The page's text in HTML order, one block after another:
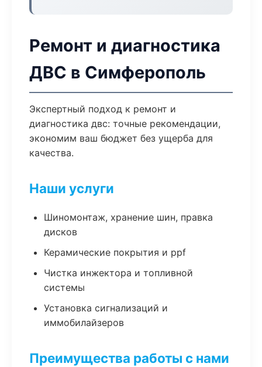
Ремонт и диагностика
ДВС в Симферополь
Экспертный подход к ремонт и
диагностика двс: точные рекомендации,
экономим ваш бюджет без ущерба для
качества.
Наши услуги
Шиномонтаж, хранение шин, правка
дисков
Керамические покрытия и ppf
Чистка инжектора и топливной
системы
Установка сигнализаций и
иммобилайзеров
Преимущества работы с нами